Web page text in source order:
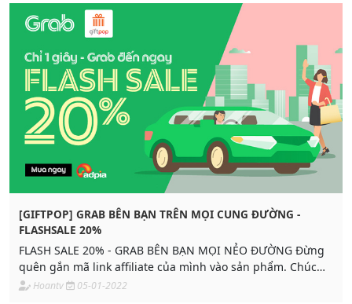
[GIFTPOP] GRAB BÊN BẠN TRÊN MỌI CUNG ĐƯỜNG -
FLASHSALE 20%
FLASH SALE 20% - GRAB BÊN BẠN MỌI NẺO ĐƯỜNG Đừng
quên gắn mã link affiliate của mình vào sản phẩm. Chúc
các bạn tích được thật nhiều hoa hồng!!!
Hoantv 05-01-2022